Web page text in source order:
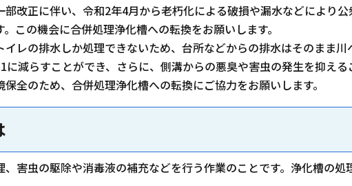
部改正に伴い、令和2年4月から老朽化による破損や漏水などにより
この機会に合併処理浄化槽への転換をお願いします。
イレの排水しか処理できないため、台所などからの排水はそのまま
に減らすことができ、さらに、側溝からの悪臭や害虫の発生を抑える
全のため、合併処理浄化槽への転換にご協力をお願いします。
害虫の駆除や消毒液の補充などを行う作業のことです。浄化槽の処